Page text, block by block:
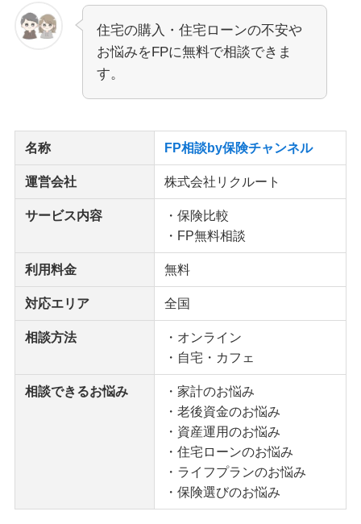
住宅の購入・住宅ローンの不安や
お悩みをFPに無料で相談できま
す。
名称 FP相談by保険チャンネル
運営会社 株式会社リクルート
サービス内容
・保険比較
・FP無料相談
利用料金 無料
対応エリア 全国
相談方法
・オンライン
・自宅・カフェ
相談できるお悩み
・家計のお悩み
・老後資金のお悩み
・資産運用のお悩み
・住宅ローンのお悩み
・ライフプランのお悩み
・保険選びのお悩み